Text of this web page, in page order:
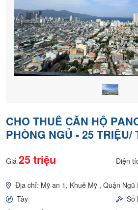
CHO THUÊ CĂN HỘ
PHÒNG NGỦ - 25 TRIỆU/
Giá 25 triệu Diện
Địa chỉ: Mỹ an 1, Khuê Mỹ , Quận Ngũ
Tây
Sổ